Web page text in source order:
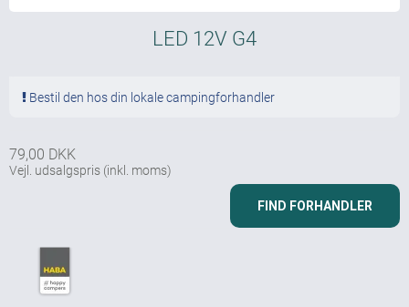
LED 12V G4
Bestil den hos din lokale campingforhandler
79,00 DKK
Vejl. udsalgspris (inkl. moms)
FIND FORHANDLER